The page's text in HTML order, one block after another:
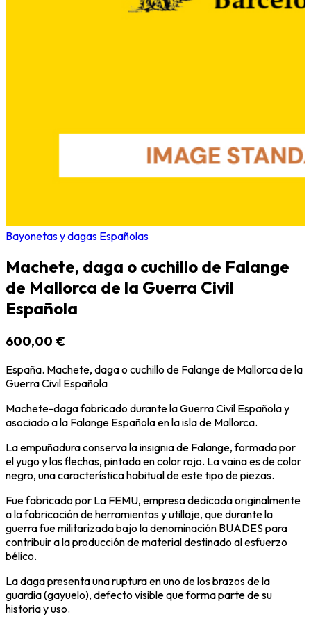
Bayonetas y dagas Españolas
Machete, daga o cuchillo de Falange
de Mallorca de la Guerra Civil
Española
600,00 €
España. Machete, daga o cuchillo de Falange de Mallorca de la
Guerra Civil Española
Machete-daga fabricado durante la Guerra Civil Española y
asociado a la Falange Española en la isla de Mallorca.
La empuñadura conserva la insignia de Falange, formada por
el yugo y las flechas, pintada en color rojo. La vaina es de color
negro, una característica habitual de este tipo de piezas.
Fue fabricado por La FEMU, empresa dedicada originalmente
a la fabricación de herramientas y utillaje, que durante la
guerra fue militarizada bajo la denominación BUADES para
contribuir a la producción de material destinado al esfuerzo
bélico.
La daga presenta una ruptura en uno de los brazos de la
guardia (gayuelo), defecto visible que forma parte de su
historia y uso.